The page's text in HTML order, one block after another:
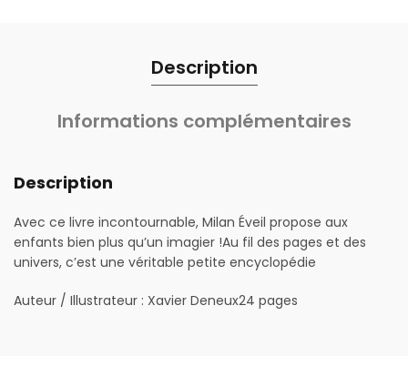
Description
Informations complémentaires
Description
Avec ce livre incontournable, Milan Éveil propose aux
enfants bien plus qu’un imagier !Au fil des pages et des
univers, c’est une véritable petite encyclopédie
Auteur / Illustrateur : Xavier Deneux24 pages